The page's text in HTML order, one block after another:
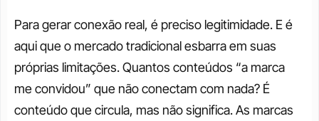
Para gerar conexão real, é preciso legitimidade. E é
aqui que o mercado tradicional esbarra em suas
próprias limitações. Quantos conteúdos “a marca
me convidou” que não conectam com nada? É
conteúdo que circula, mas não significa. As marcas